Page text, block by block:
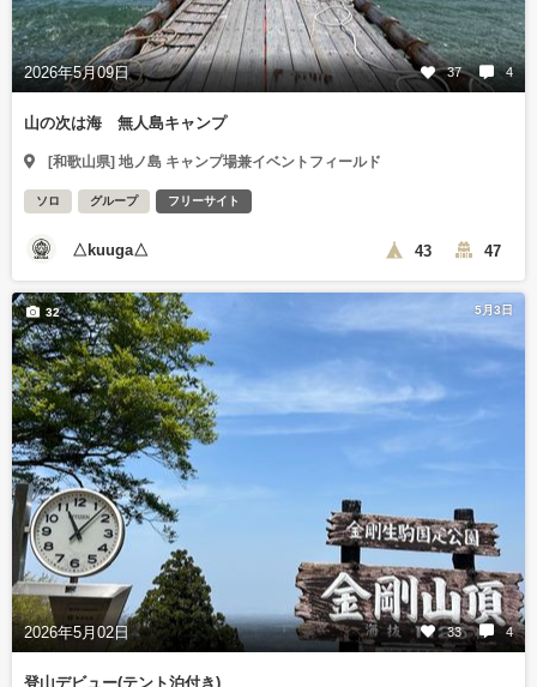
2026年5月09日 37 4
山の次は海 無人島キャンプ
[和歌山県] 地ノ島 キャンプ場兼イベントフィールド
ソロ グループ フリーサイト
△kuuga△ 43 47
5月3日
2026年5月02日 33 4
32
登山デビュー(テント泊付き)